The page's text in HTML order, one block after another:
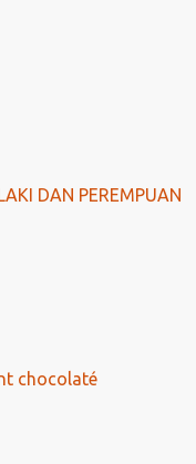
DAN PEREMPUAN
chocolaté